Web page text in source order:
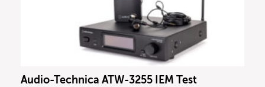
Audio-Technica ATW-3255 IEM Test